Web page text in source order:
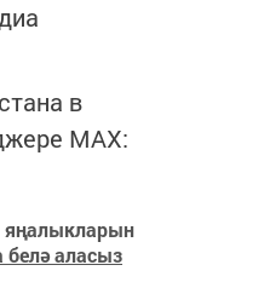
в
MАХ:
яңалыкларын
белә аласыз